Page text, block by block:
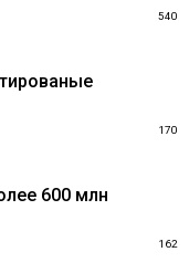
540
170
600 млн
162